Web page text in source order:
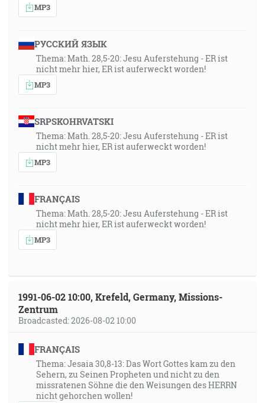
MP3
РУССКИЙ ЯЗЫК
Thema: Math. 28,5-20: Jesu Auferstehung - ER ist
nicht mehr hier, ER ist auferweckt worden!
MP3
SRPSKOHRVATSKI
Thema: Math. 28,5-20: Jesu Auferstehung - ER ist
nicht mehr hier, ER ist auferweckt worden!
MP3
FRANÇAIS
Thema: Math. 28,5-20: Jesu Auferstehung - ER ist
nicht mehr hier, ER ist auferweckt worden!
MP3
1991-06-02 10:00, Krefeld, Germany, Missions-
Zentrum
Broadcasted: 2026-08-02 10:00
FRANÇAIS
Thema: Jesaia 30,8-13: Das Wort Gottes kam zu den
Sehern, zu Seinen Propheten und nicht zu den
missratenen Söhne die den Weisungen des HERRN
nicht gehorchen wollen!